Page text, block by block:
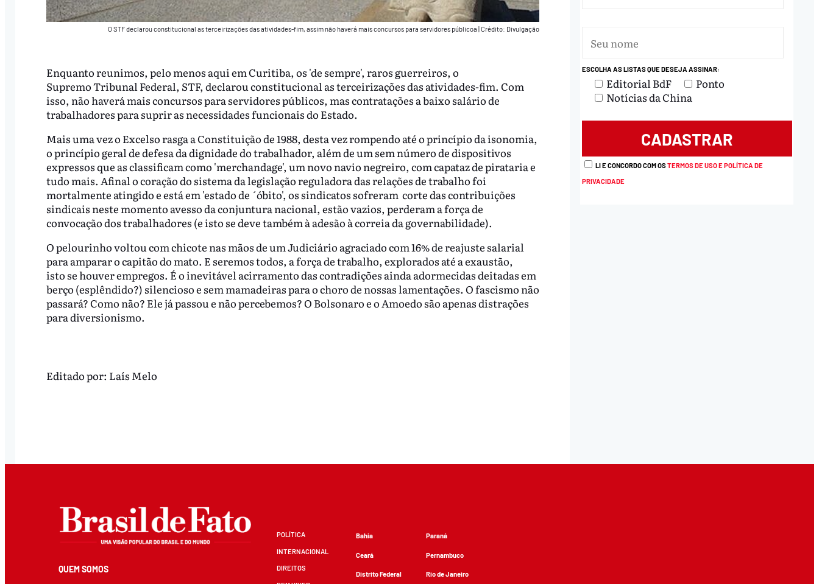
O STF declarou constitucional as terceirizações das atividades-fim, assim não haverá mais concursos para servidores públicoa Crédito: Divulgação
Enquanto reunimos, pelo menos aqui em Curitiba, os 'de sempre', raros guerreiros, o
Supremo Tribunal Federal, STF, declarou constitucional as terceirizações das atividades-fim. Com
isso, não haverá mais concursos para servidores públicos, mas contratações a baixo salário de
trabalhadores para suprir as necessidades funcionais do Estado.
Mais uma vez o Excelso rasga a Constituição de 1988, desta vez rompendo até o princípio da isonomia,
o princípio geral de defesa da dignidade do trabalhador, além de um sem número de dispositivos
expressos que as classificam como 'merchandage', um novo navio negreiro, com capataz de pirataria e
tudo mais. Afinal o coração do sistema da legislação reguladora das relações de trabalho foi
mortalmente atingido e está em 'estado de ´óbito', os sindicatos sofreram corte das contribuições
sindicais neste momento avesso da conjuntura nacional, estão vazios, perderam a força de
convocação dos trabalhadores (e isto se deve também à adesão à correia da governabilidade).
O pelourinho voltou com chicote nas mãos de um Judiciário agraciado com 16% de reajuste salarial
para amparar o capitão do mato. E seremos todos, a força de trabalho, explorados até a exaustão,
isto se houver empregos. É o inevitável acirramento das contradições ainda adormecidas deitadas em
berço (esplêndido?) silencioso e sem mamadeiras para o choro de nossas lamentações. O fascismo não
passará? Como não? Ele já passou e não percebemos? O Bolsonaro e o Amoedo são apenas distrações
para diversionismo.
Editado por: Laís Melo
ESCOLHA AS LISTAS QUE DESEJA ASSINAR:
Editorial BdF
Ponto
Notícias da China
LI E CONCORDO COM OSTERMOS DE USO E POLÍTICA DE
PRIVACIDADE
QUEM SOMOS
POLÍTICA
INTERNACIONAL
DIREITOS
Bahia
Ceará
Distrito Federal
Paraná
Pernambuco
Rio de Janeiro